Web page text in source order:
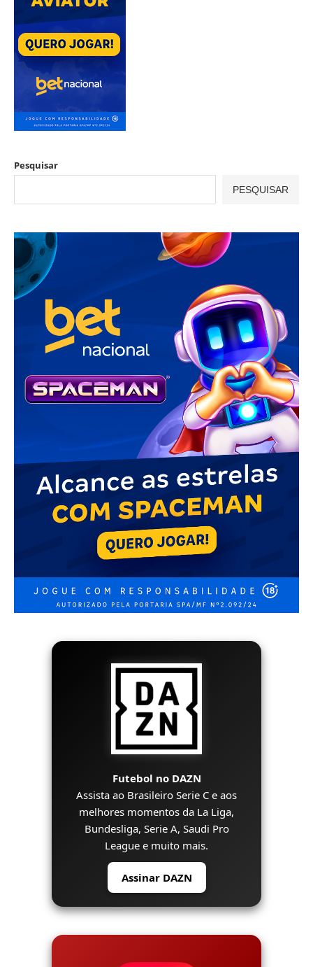
Pesquisar
PESQUISAR
Futebol no DAZN
Assista ao Brasileiro Serie C e aos
melhores momentos da La Liga,
Bundesliga, Serie A, Saudi Pro
League e muito mais.
Assinar DAZN